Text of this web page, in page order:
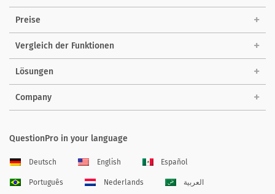
Preise
Vergleich der Funktionen
Lösungen
Company
QuestionPro in your language
Deutsch English Español
Português Nederlands العربية